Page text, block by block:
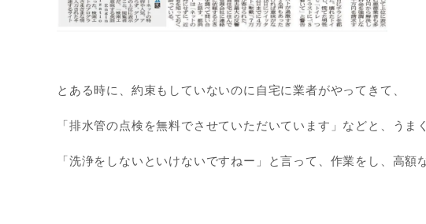
とある時に、約束もしていないのに自宅に業者がやってきて、
「排水管の点検を無料でさせていただいています」などと、うま
「洗浄をしないといけないですねー」と言って、作業をし、高額